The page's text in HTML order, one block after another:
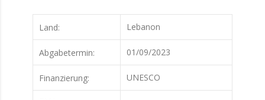
Land: Lebanon
Abgabetermin: 01/09/2023
Finanzierung: UNESCO